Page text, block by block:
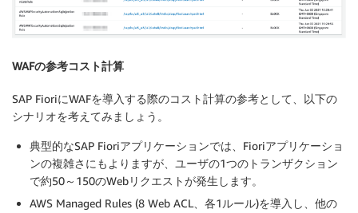
WAFの参考コスト計算
SAP FioriにWAFを導入する際のコスト計算の参考として、以下の
シナリオを考えてみましょう。
典型的なSAP Fioriアプリケーションでは、Fioriアプリケーショ
ンの複雑さにもよりますが、ユーザの1つのトランザクション
で約50～150のWebリクエストが発生します。
AWS Managed Rules (8 Web ACL、各1ルール)を導入し、他の